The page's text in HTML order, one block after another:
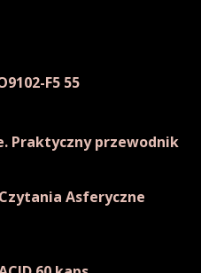
F5 55
Praktyczny przewodnik
Asferyczne